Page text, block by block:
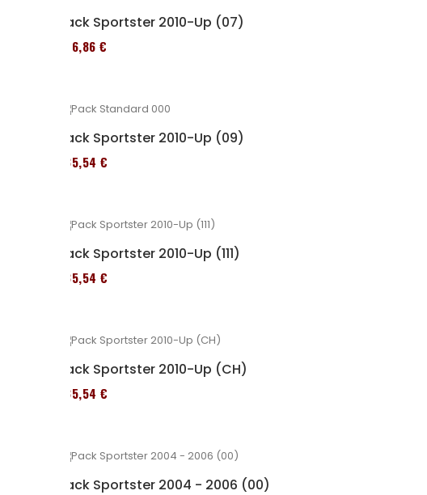
Pack Sportster 2010-Up (07)
276,86 €
Pack Sportster 2010-Up (09)
235,54 €
Pack Sportster 2010-Up (111)
235,54 €
Pack Sportster 2010-Up (CH)
235,54 €
Pack Sportster 2004 - 2006 (00)